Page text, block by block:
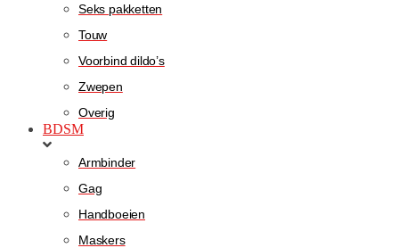
Seks pakketten
Touw
Voorbind dildo’s
Zwepen
Overig
BDSM
Armbinder
Gag
Handboeien
Maskers